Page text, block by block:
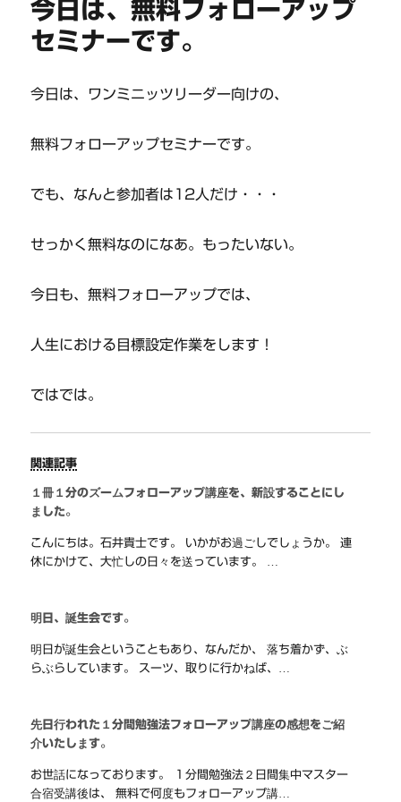
今日は、無料フォローアップ
セミナーです。
今日は、ワンミニッツリーダー向けの、
無料フォローアップセミナーです。
でも、なんと参加者は12人だけ・・・
せっかく無料なのになあ。もったいない。
今日も、無料フォローアップでは、
人生における目標設定作業をします！
ではでは。
関連記事
１冊１分のズームフォローアップ講座を、新設することにし
ました。
こんにちは。石井貴士です。 いかがお過ごしでしょうか。 連
休にかけて、大忙しの日々を送っています。 …
明日、誕生会です。
明日が誕生会ということもあり、なんだか、 落ち着かず、ぶ
らぶらしています。 スーツ、取りに行かねば、…
先日行われた１分間勉強法フォローアップ講座の感想をご紹
介いたします。
お世話になっております。 １分間勉強法２日間集中マスター
合宿受講後は、 無料で何度もフォローアップ講…